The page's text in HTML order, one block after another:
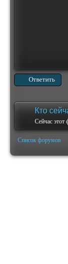
Ответить
Кто
Сейчас этот
Список форумов